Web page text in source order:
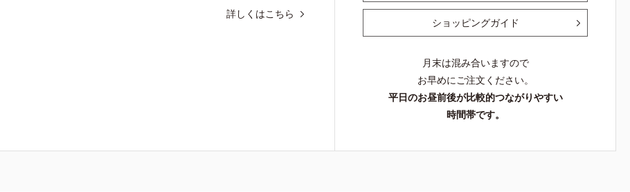
詳しくはこちら
ショッピングガイド
月末は混み合いますので
お早めにご注文ください。
平日のお昼前後が比較的つながりやすい
時間帯です。